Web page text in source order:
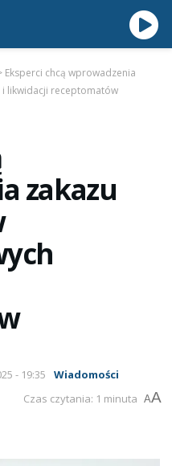
Eksperci chcą wprowadzenia
likwidacji receptomatów
zakazu
- 19:35
Wiadomości
Czas czytania: 1 minuta AA